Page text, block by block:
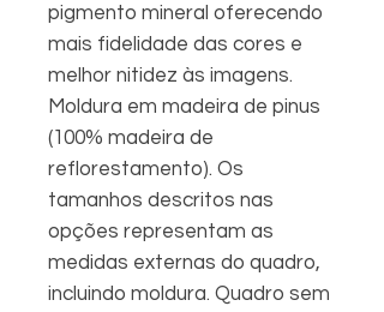
pigmento mineral oferecendo
mais fidelidade das cores e
melhor nitidez às imagens.
Moldura em madeira de pinus
(100% madeira de
reflorestamento). Os
tamanhos descritos nas
opções representam as
medidas externas do quadro,
incluindo moldura. Quadro sem